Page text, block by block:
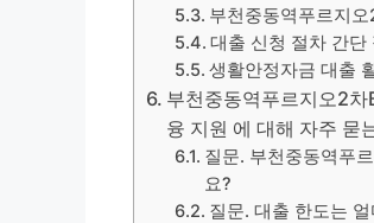
부천중동역푸르지
대출 신청 절차 간단
생활안정자금 대출
부천중동역푸르지오2
융 지원 에 대해 자주 묻
질문. 부천중동역푸
요?
질문. 대출 한도는